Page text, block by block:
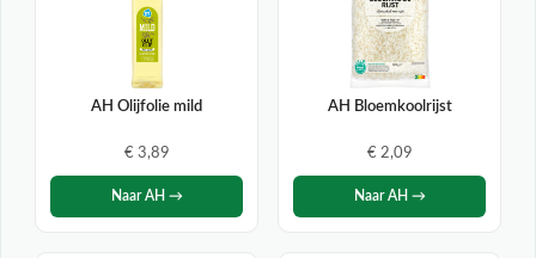
AH Olijfolie mild
€ 3,89
Naar AH →
AH Bloemkoolrijst
€ 2,09
Naar AH →